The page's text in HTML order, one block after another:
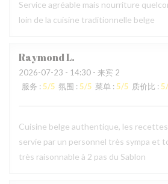
Service agréable mais nourriture
loin de la cuisine traditionnelle belge
RaymondL
2026-07-23 - 14:30 - 来宾 2
服务 : 5/5 氛围 : 5/5 菜单 : 5/5 质价比 : 5
Cuisine belge authentique, les
servie par un personnel très sympa et
très raisonnable à 2 pas du Sablon